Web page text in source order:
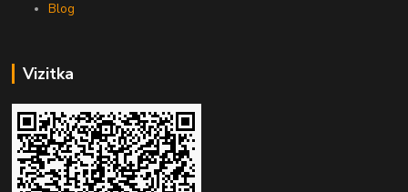
Blog
Vizitka